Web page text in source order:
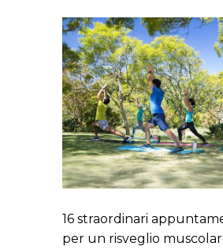
16 straordinari
per un risveglio